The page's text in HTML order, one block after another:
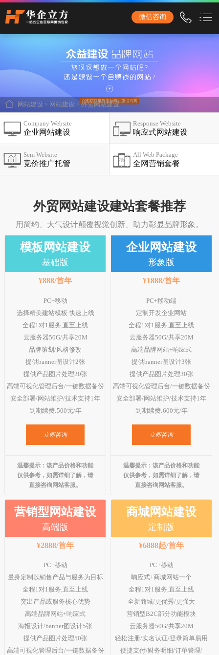
建设、品牌网站建设、响应式网站建设、手机网站建设、网站改版、竞价托管、小程
序开发等服务！
网站建设
外贸网站建设
营销网站建设
响应式网站建设
品牌网站建设
手机网站建设
竞价托管
全网营销
百家号代运营
爱采购代运营
小红书代运营
知乎代运营
geo
网站案例
网站建设案例
竞价托管案例
全网营销案例
geo优化案例
建站新闻
网站制作
全网营销
竞价托管
微信咨询
网站建设 > 网站建设 >外贸网站建设
Company Website
企业网站建设
Response Website
响应式网站建设
Sem Website
竞价推广托管
All Web Package
全网营销套餐
外贸网站建设建站套餐推荐
用简约、大气设计颠覆视觉创新、助力彰显品牌形象。
模板网站建设
基础版
¥888/首年
PC+移动
选择精美建站模板 快速上线
全程1对1服务,直至上线
云服务器50G/共享20M
品牌策划/风格修改
提供banner图设计2张
提供产品图片处理20张
高端可视化管理后台/一键数据备份
安全部署/网站维护/技术支持1年
到期续费:500元/年
立即咨询
温馨提示：该产品价格和功能
仅供参考，如需详细了解，请
直接咨询网站客服。
企业网站建设
形象版
¥1888/首年
PC+移动端
定制开发企业网站
全程1对1服务,直至上线
云服务器50G/共享20M
高端品牌网站+响应式
提供banner图设计3张
提供产品图片处理30张
高端可视化管理后台/一键数据备份
安全部署/网站维护/技术支持1年
到期续费:600元/年
立即咨询
温馨提示：该产品价格和功能
仅供参考，如需详细了解，请
直接咨询网站客服。
营销型网站建设
高端版
¥2888/首年
PC+移动
量身定制以销售产品与服务为目标
全程1对1服务,直至上线
突出产品或服务核心优势
高端品牌网站+响应式
海报设计/banner图设计5张
提供产品图片处理50张
高端可视化管理后台/一键数据备份
商城网站建设
定制版
¥6888起/首年
PC+移动
响应式+商城网站一个
全程1对1服务,直至上线
全新商城/更优秀/更强大
营销型B2C部分功能模块
云服务器50G/共享20M
轻松注册/实名认证/登录简单易用
便捷支付/财务明细/订单管理/